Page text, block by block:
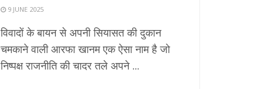
9 JUNE 2025
विवादों के बायन से अपनी सियासत की दुकान
चमकाने वाली आरफा खानम एक ऐसा नाम है जो
निष्पक्ष राजनीति की चादर तले अपने ...